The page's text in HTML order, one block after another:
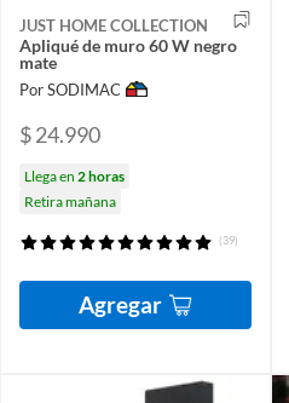
JUST HOME COLLECTION
Apliqué de muro 60 W negro
mate
Por SODIMAC
$ 24.990
Llega en 2 horas
Retira mañana
(39)
Agregar